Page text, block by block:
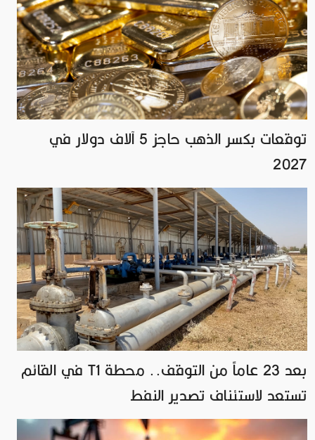
توقعات بكسر الذهب حاجز 5 آلاف دولار في
2027
بعد 23 عاماً من التوقف.. محطة T1 في القائم
تستعد لاستئناف تصدير النفط